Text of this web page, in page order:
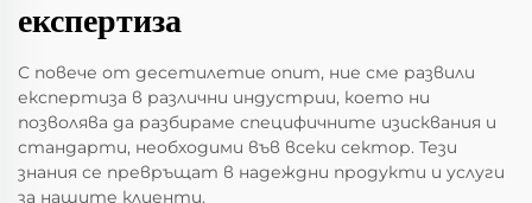
експертиза
С повече от десетилетие опит, ние сме развили
експертиза в различни индустрии, което ни
позволява да разбираме специфичните изисквания и
стандарти, необходими във всеки сектор. Тези
знания се превръщат в надеждни продукти и услуги
за нашите клиенти.